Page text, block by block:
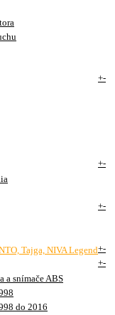
+-
+-
+-
Tajga, NIVA Legend+-
+-
a snímače ABS
do 2016